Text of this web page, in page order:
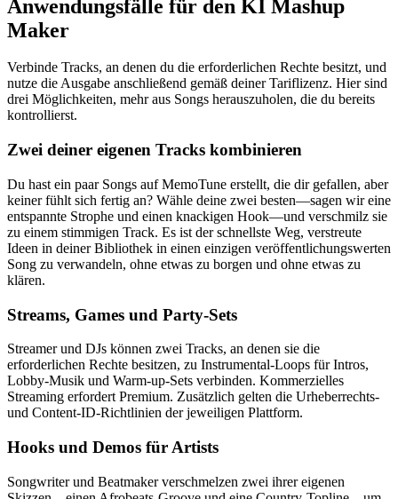
Anwendungsfälle für den KI Mashup
Maker
Verbinde Tracks, an denen du die erforderlichen Rechte besitzt, und
nutze die Ausgabe anschließend gemäß deiner Tariflizenz. Hier sind
drei Möglichkeiten, mehr aus Songs herauszuholen, die du bereits
kontrollierst.
Zwei deiner eigenen Tracks kombinieren
Du hast ein paar Songs auf MemoTune erstellt, die dir gefallen, aber
keiner fühlt sich fertig an? Wähle deine zwei besten—sagen wir eine
entspannte Strophe und einen knackigen Hook—und verschmilz sie
zu einem stimmigen Track. Es ist der schnellste Weg, verstreute
Ideen in deiner Bibliothek in einen einzigen veröffentlichungswerten
Song zu verwandeln, ohne etwas zu borgen und ohne etwas zu
klären.
Streams, Games und Party-Sets
Streamer und DJs können zwei Tracks, an denen sie die
erforderlichen Rechte besitzen, zu Instrumental-Loops für Intros,
Lobby-Musik und Warm-up-Sets verbinden. Kommerzielles
Streaming erfordert Premium. Zusätzlich gelten die Urheberrechts-
und Content-ID-Richtlinien der jeweiligen Plattform.
Hooks und Demos für Artists
Songwriter und Beatmaker verschmelzen zwei ihrer eigenen